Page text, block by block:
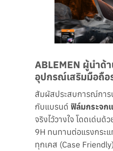
ABLEMEN ผู้นำด้
อุปกรณ์เสริมมือถือ
สัมผัสประสบการณ์กา
กับแบรนด์ ฟิล์มกระจก
จริงไว้วางใจ โดดเด่นด้
9H ทนทานต่อแรงกระแ
ทุกเคส (Case